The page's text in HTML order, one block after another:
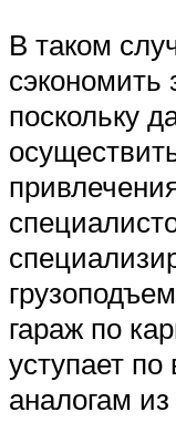
В таком
сэкономить
поскольку
гараж по
уступает
аналогам